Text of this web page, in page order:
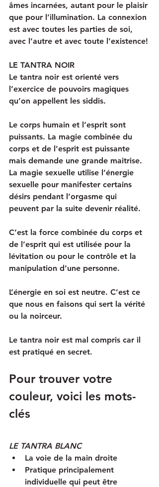
âmes incarnées, autant pour le plaisir
que pour l’illumination. La connexion
est avec toutes les parties de soi,
avec l’autre et avec toute l’existence!
LE TANTRA NOIR
Le tantra noir est orienté vers
l’exercice de pouvoirs magiques
qu’on appellent les siddis.
Le corps humain et l’esprit sont
puissants. La magie combinée du
corps et de l’esprit est puissante
mais demande une grande maitrise.
La magie sexuelle utilise l’énergie
sexuelle pour manifester certains
désirs pendant l’orgasme qui
peuvent par la suite devenir réalité.
C’est la force combinée du corps et
de l’esprit qui est utilisée pour la
lévitation ou pour le contrôle et la
manipulation d’une personne.
L’énergie en soi est neutre. C’est ce
que nous en faisons qui sert la vérité
ou la noirceur.
Le tantra noir est mal compris car il
est pratiqué en secret.
Pour trouver votre
couleur, voici les mots-
clés
LE TANTRA BLANC
La voie de la main droite
Pratique principalement
individuelle qui peut être